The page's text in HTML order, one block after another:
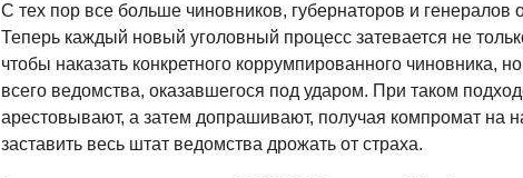
С тех пор все больше чиновников, губернаторов и генералов
Теперь каждый новый уголовный процесс затевается не
чтобы наказать конкретного коррумпированного чиновника,
всего ведомства, оказавшегося под ударом. При таком
арестовывают, а затем допрашивают, получая компромат на
заставить весь штат ведомства дрожать от страха.